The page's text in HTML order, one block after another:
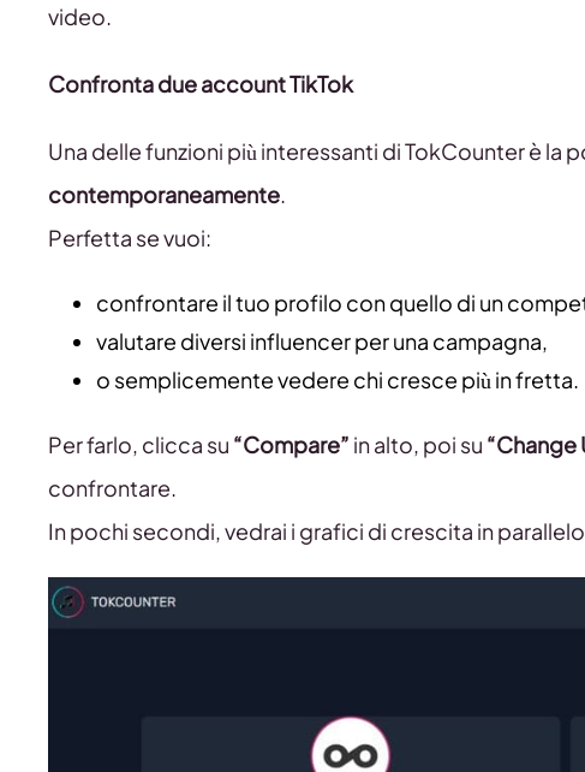
video.
Confronta due account TikTok
Una delle funzioni più interessanti di TokCounter è la
contemporaneamente.
Perfetta se vuoi:
confrontare il tuo profilo con quello di un
valutare diversi influencer per una campagna,
o semplicemente vedere chi cresce più in fretta.
Per farlo, clicca su “Compare” in alto, poi su “Change
confrontare.
In pochi secondi, vedrai i grafici di crescita in